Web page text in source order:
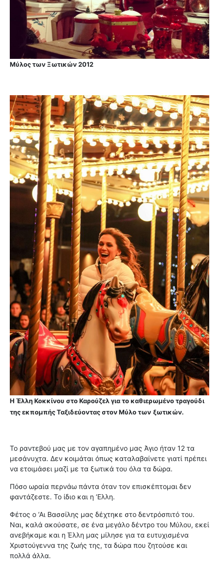
Μύλος των Ξωτικών 2012
Η Έλλη Κοκκίνου στο Καρούζελ για το καθιερωμένο τραγούδι
της εκπομπής Ταξιδεύοντας στον Μύλο των ξωτικών.
Το ραντεβού μας με τον αγαπημένο μας Άγιο ήταν 12 τα
μεσάνυχτα. Δεν κοιμάται όπως καταλαβαίνετε γιατί πρέπει
να ετοιμάσει μαζί με τα ξωτικά του όλα τα δώρα.
Πόσο ωραία περνάω πάντα όταν τον επισκέπτομαι δεν
φαντάζεστε. Το ίδιο και η ‘Ελλη.
Φέτος ο ‘Αι Βασσίλης μας δέχτηκε στο δεντρόσπιτό του.
Ναι, καλά ακούσατε, σε ένα μεγάλο δέντρο του Μύλου, εκεί
ανεβήκαμε και η Έλλη μας μίλησε για τα ευτυχισμένα
Χριστούγεννα της ζωής της, τα δώρα που ζητούσε και
πολλά άλλα.